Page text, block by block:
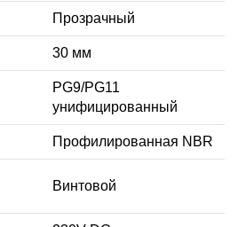
Прозрачный
30 мм
PG9/PG11
унифицированный
Профилированная NBR
Винтовой